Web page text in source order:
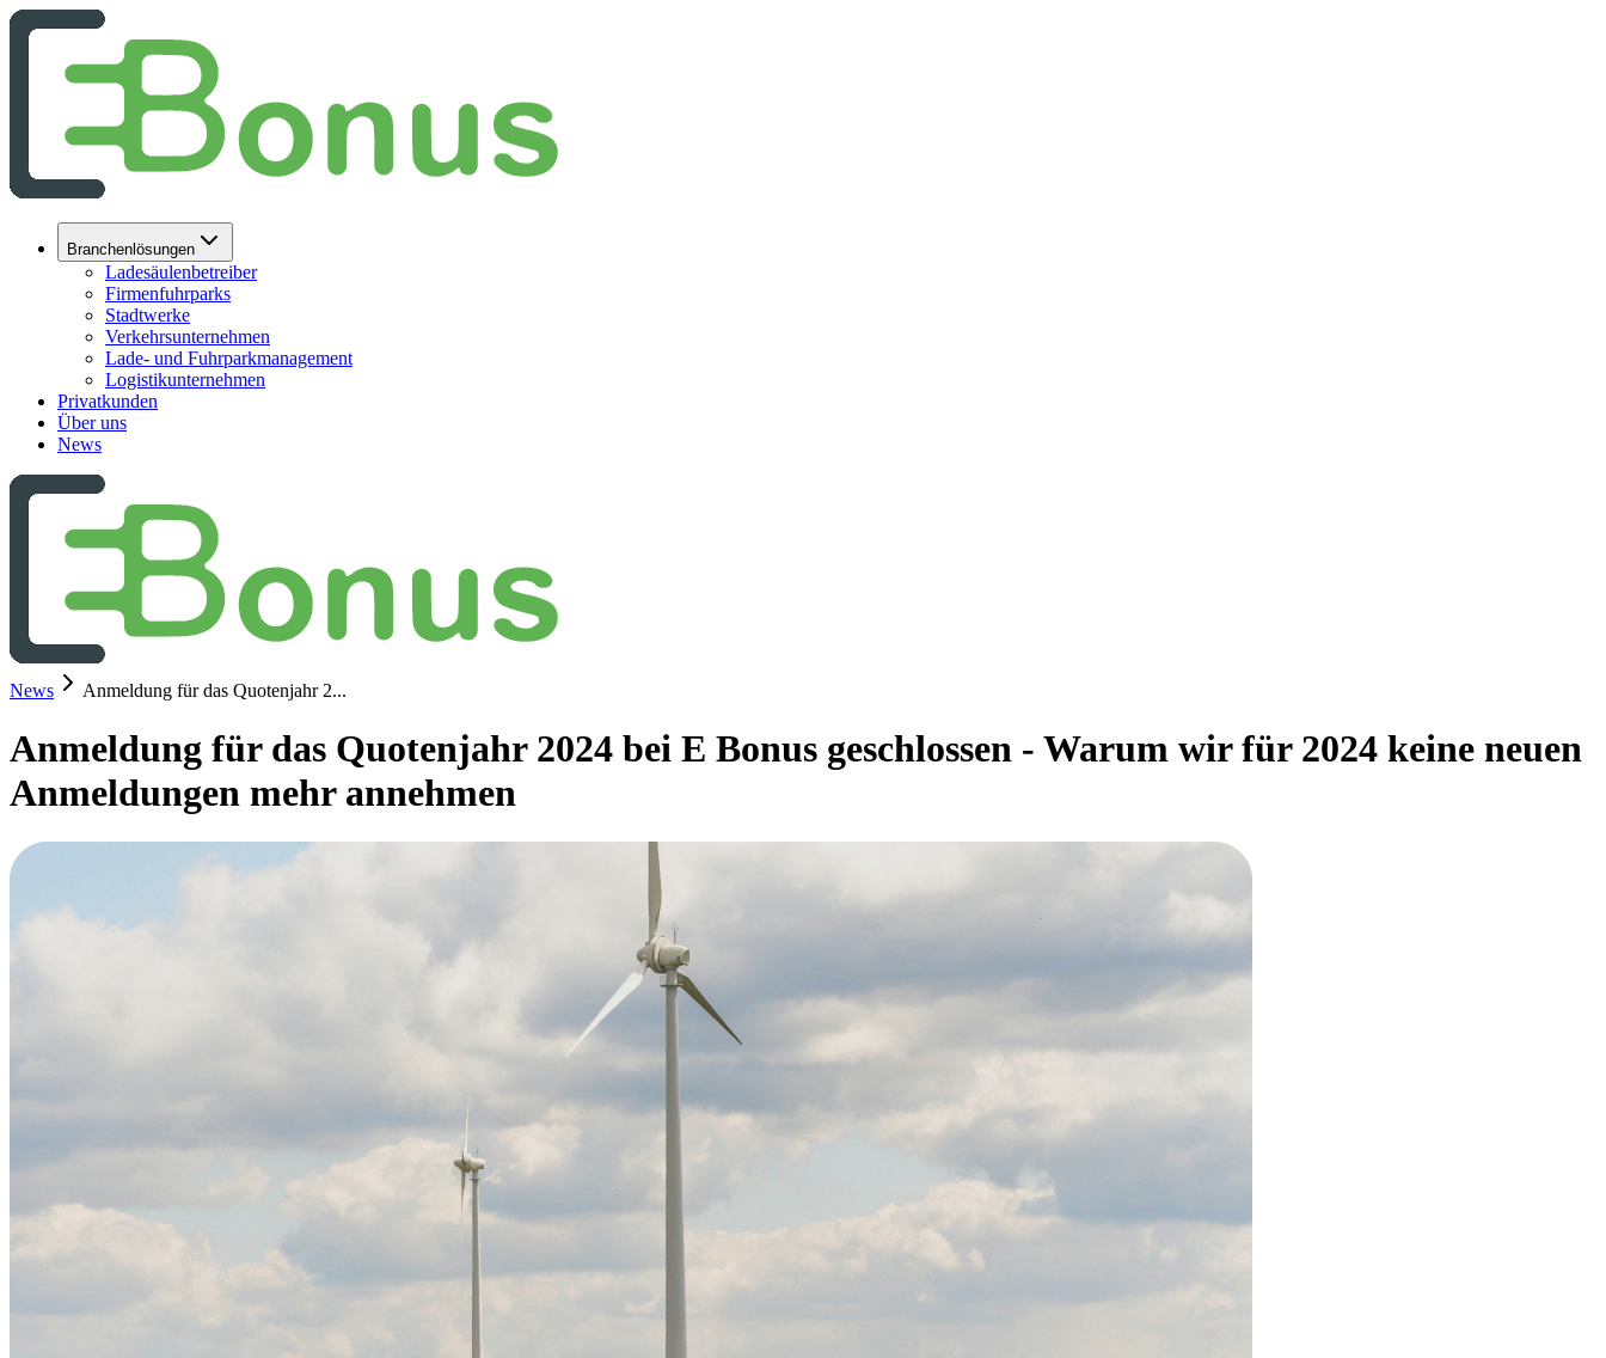
Branchenlösungen
Ladesäulenbetreiber
Firmenfuhrparks
Stadtwerke
Verkehrsunternehmen
Lade- und Fuhrparkmanagement
Logistikunternehmen
Privatkunden
Über uns
News
News Anmeldung für das Quotenjahr 2...
Anmeldung für das Quotenjahr 2024 bei E Bonus geschlossen - Warum wir für 2024 keine neuen
Anmeldungen mehr annehmen